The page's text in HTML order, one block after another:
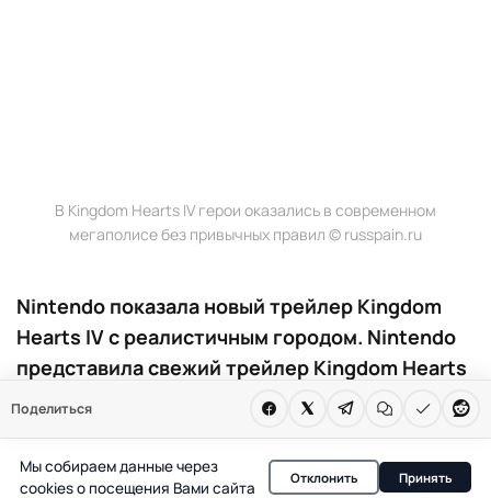
Поделиться
В Kingdom Hearts IV герои оказались в современном
мегаполисе без привычных правил © russpain.ru
Nintendo показала новый трейлер Kingdom
Hearts IV с реалистичным городом. Nintendo
представила свежий трейлер Kingdom Hearts
IV. Игра сменила привычную стилистику на
выхода не объявлена, но релиз состоится на
Switch 2.
Мы собираем данные через
cookies о посещения Вами сайта
Отклонить Принять